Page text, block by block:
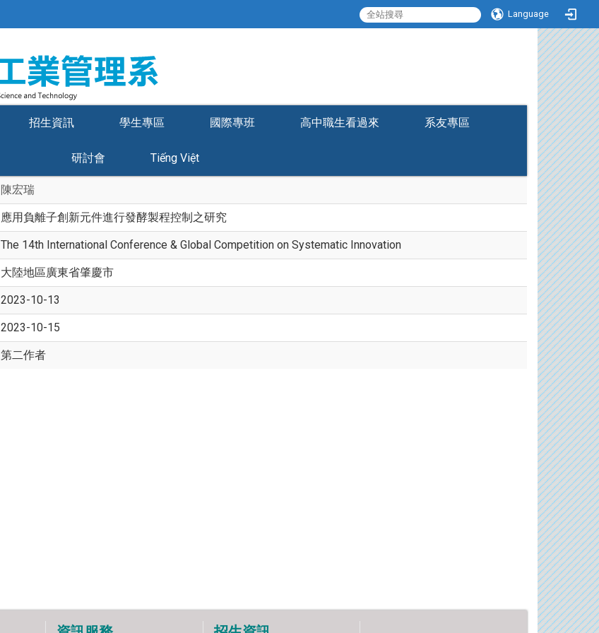
Language
招生資訊 學生專區 國際專班 高中職生看過來 系友專區
研討會 Tiếng Việt
陳宏瑞
應用負離子創新元件進行發酵製程控制之研究
The 14th International Conference & Global Competition on Systematic Innovation
大陸地區廣東省肇慶市
2023-10-13
2023-10-15
第二作者